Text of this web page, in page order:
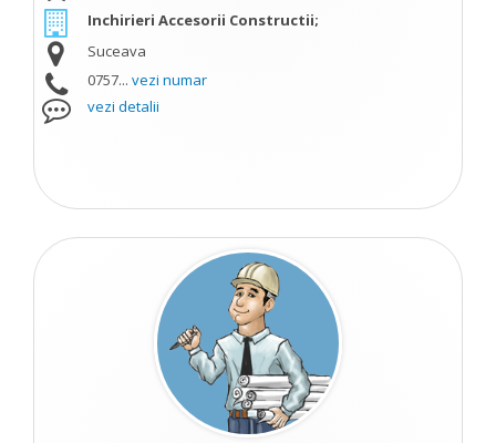
Inchirieri Accesorii Constructii;
Suceava
0757... vezi numar
vezi detalii